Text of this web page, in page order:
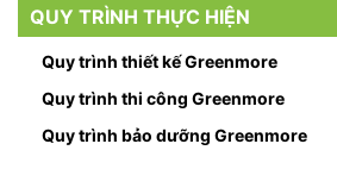
QUY TRÌNH THỰC HIỆN
Quy trình thiết kế Greenmore
Quy trình thi công Greenmore
Quy trình bảo dưỡng Greenmore